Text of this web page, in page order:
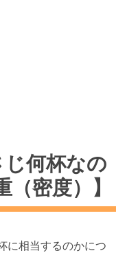
何杯なの
密度）】
に相当するのかにつ